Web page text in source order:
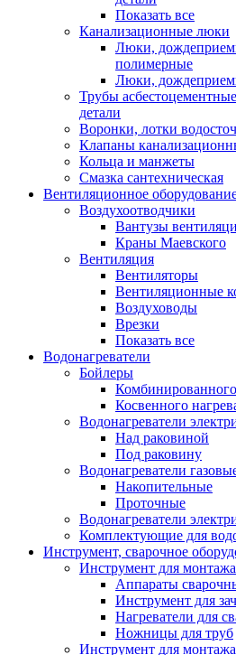
Показать все
Канализационные люки
Люки,
полимерные
Люки,
Трубы
детали
Воронки, лотки
Клапаны
Кольца и манжеты
Смазка сантехническая
Вентиляционное
Воздухоотводчики
Вантузы
Краны Маевского
Вентиляция
Вентиляторы
Вентиляционные
Воздуховоды
Врезки
Показать все
Водонагреватели
Бойлеры
Комбинированного
Косвенного
Водонагреватели
Над раковиной
Под раковину
Водонагреватели
Накопительные
Проточные
Водонагреватели
Комплектующие для
Инструмент, сварочное
Инструмент для
Аппараты
Инструмент для
Нагреватели для
Ножницы для труб
Инструмент для